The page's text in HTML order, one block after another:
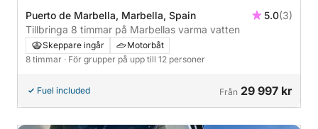
Puerto de Marbella, Marbella, Spain 5.0(3)
Tillbringa 8 timmar på Marbellas varma vatten
Skeppare ingår
Motorbåt
8 timmar · För grupper på upp till 12 personer
Fuel included Från 29 997 kr